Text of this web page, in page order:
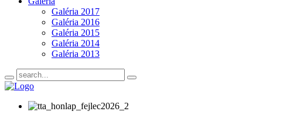
Galéria 2017
Galéria 2016
Galéria 2015
Galéria 2014
Galéria 2013